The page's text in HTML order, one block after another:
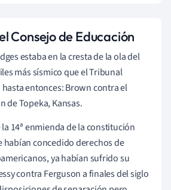
Consejo de Educación
estaba en la cresta de la ola del
más sísmico que el Tribunal
entonces: Brown contra el
de Topeka, Kansas.
14ª enmienda de la constitución
concedido derechos de
ya habían sufrido su
contra Ferguson a finales del siglo